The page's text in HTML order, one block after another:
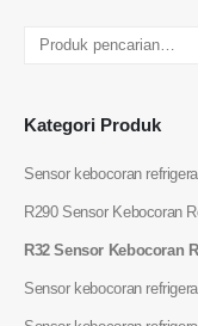
Kategori Produk
Sensor kebocoran
R290 Sensor Kebocoran
R32 Sensor Kebocoran
Sensor kebocoran
Wechat wechat